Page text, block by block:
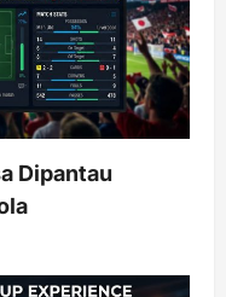
Dipantau